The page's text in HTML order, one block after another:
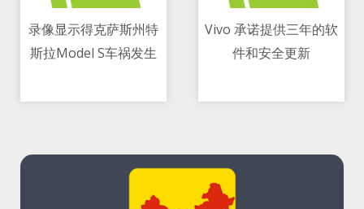
录像显示得克萨斯州特
斯拉Model S车祸发生
Vivo 承诺提供三年的软
件和安全更新